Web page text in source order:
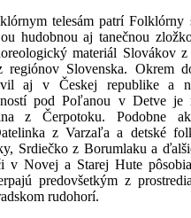
telesám patrí Folklórny
hudobnou aj tanečnou
materiál Slovákov
Slovenska. Okrem
aj v Českej republike a
pod Poľanou v Detve je
z Čerpotoku. Podobne
z Varzaľa a detské
Srdiečko z Borumlaku a
v Novej a Starej Hute
predovšetkým z
rudohorí.